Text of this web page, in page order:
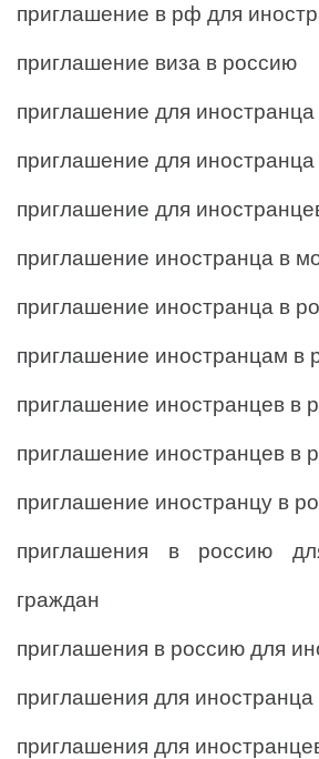
приглашение в рф для
приглашение виза в россию
приглашение для иностранца
приглашение для
приглашение для
приглашение иностранца в
приглашение иностранца в
приглашение иностранцам в
приглашение иностранцев в
приглашение иностранцев в
приглашение иностранцу в
приглашения в россию
граждан
приглашения в россию для
приглашения для
приглашения для